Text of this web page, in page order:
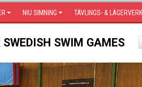
NIU SIMNING TÄVLINGS- &
SWIM GAMES